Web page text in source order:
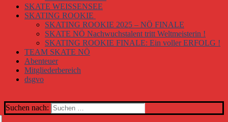
SKATE WEISSENSEE
SKATING ROOKIE
SKATING ROOKIE 2025 – NÖ FINALE
SKATE NÖ Nachwuchstalent tritt Weltmeisterin !
SKATING ROOKIE FINALE: Ein voller ERFOLG !
TEAM SKATE NÖ
Abenteuer
Mitgliederbereich
dsgvo
Suchen nach: